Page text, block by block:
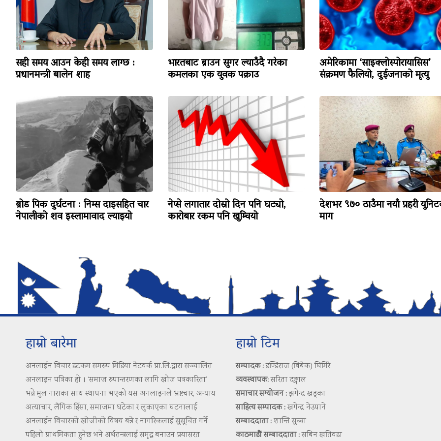
सही समय आउन केही समय लाग्छ :
प्रधानमन्त्री बालेन शाह
भारतबाट ब्राउन सुगर ल्याउँदै गरेका
कमलका एक युवक पक्राउ
अमेरिकामा ‘साइक्लोस्पोरायासिस’
संक्रमण फैलियो, दुईजनाको मृत्यु
ब्रोड पिक दुर्घटना : निम्स दाइसहित चार
नेपालीको शव इस्लामावाद ल्याइयो
नेप्से लगातार दोस्रो दिन पनि घट्यो,
कारोबार रकम पनि खुम्चियो
देशभर ९७० ठाउँमा नयाँ प्रहरी
माग
हाम्रो बारेमा
अनलाईन विचार डटकम समरुप मिडिया नेटवर्क प्रा.लि.द्वारा सञ्चालित
अनलाइन पत्रिका हो । ‘समाज रुपान्तरणका लागि खोज पत्रकारिता’
भन्ने मुल नाराका साथ स्थापना भएको यस अनलाइनले भ्रष्टचार, अन्याय
अत्याचार, लैंगिक हिंसा, समाजमा घटेका र लुकाएका घटनालाई
अनलाईन विचारको खोजीको विषय बन्ने र नागरिकलाई सुसूचित गर्ने
पहिलो प्राथमिकता हुनेछ भने अर्थतन्त्रलाई समृद्ध बनाउन प्रयासरत
हाम्रो टिम
सम्पादक :डण्डिराज (बिबेक) घिमिरे
व्यवस्थापक:सरिता दङ्गाल
समाचार सम्योजन :झगेन्द्र खड्का
साहित्य सम्पादक :खगेन्द्र नेउपाने
सम्बाददाता :शान्ति सुब्बा
काठमाडौं सम्बाददाता :सबिन खतिवडा